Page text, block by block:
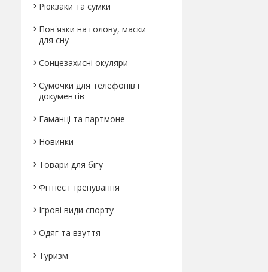
Рюкзаки та сумки
Пов'язки на голову, маски
для сну
Сонцезахисні окуляри
Сумочки для телефонів і
документів
Гаманці та партмоне
Новинки
Товари для бігу
Фітнес і тренування
Ігрові види спорту
Одяг та взуття
Туризм